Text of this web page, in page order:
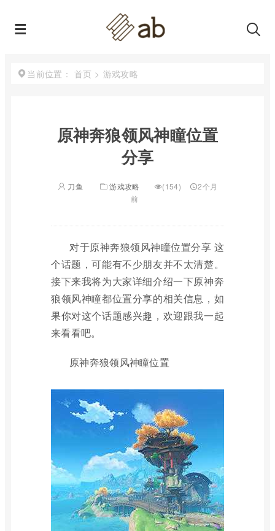
当前位置： 首页 > 游戏攻略
原神奔狼领风神瞳位置
分享
刀鱼 游戏攻略 (154)
2个月
前
对于原神奔狼领风神瞳位置分享 这
个话题，可能有不少朋友并不太清楚。
接下来我将为大家详细介绍一下原神奔
狼领风神瞳都位置分享的相关信息，如
果你对这个话题感兴趣，欢迎跟我一起
来看看吧。
原神奔狼领风神瞳位置